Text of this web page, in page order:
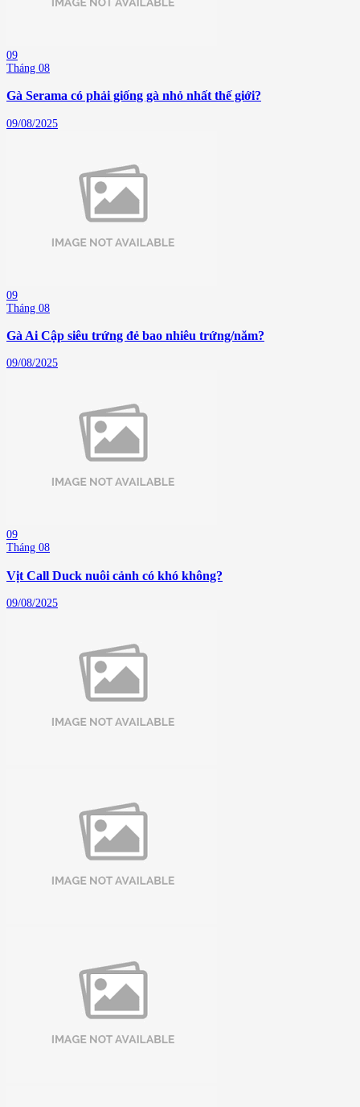
09
Tháng 08
Gà Serama có phải giống gà nhỏ nhất thế giới?
09/08/2025
09
Tháng 08
Gà Ai Cập siêu trứng đẻ bao nhiêu trứng/năm?
09/08/2025
09
Tháng 08
Vịt Call Duck nuôi cảnh có khó không?
09/08/2025